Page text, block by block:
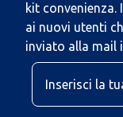
kit
ai nuovi utenti
inviato alla mail